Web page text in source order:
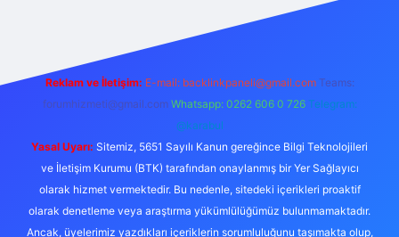
Reklam ve İletişim: E-mail: backlinkpaneli@gmail.com Teams:
forumhizmeti@gmail.com Whatsapp: 0262 606 0 726 Telegram:
@karabul
Yasal Uyarı: Sitemiz, 5651 Sayılı Kanun gereğince Bilgi Teknolojileri
ve İletişim Kurumu (BTK) tarafından onaylanmış bir Yer Sağlayıcı
olarak hizmet vermektedir. Bu nedenle, sitedeki içerikleri proaktif
olarak denetleme veya araştırma yükümlülüğümüz bulunmamaktadır.
Ancak, üyelerimiz yazdıkları içeriklerin sorumluluğunu taşımakta olup,